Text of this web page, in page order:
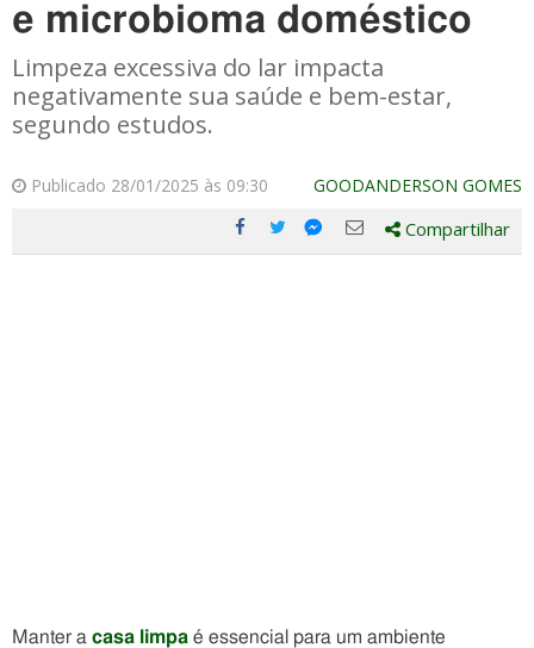
e microbioma doméstico
Limpeza excessiva do lar impacta
negativamente sua saúde e bem-estar,
segundo estudos.
Publicado 28/01/2025 às 09:30 GOODANDERSON GOMES
Compartilhe
Compartilhe
Compartilhe
Compartilhe
Compartilhar
Manter a casa limpa é essencial para um ambiente